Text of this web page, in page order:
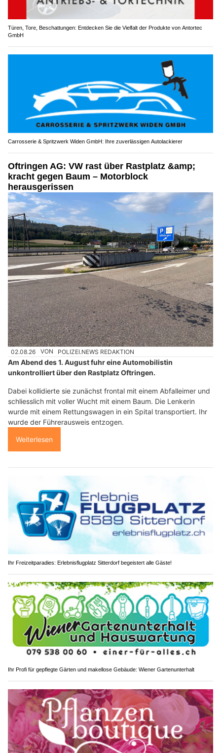
Türen, Tore, Beschattungen: Entdecken Sie die Vielfalt der Produkte von Antortec
GmbH
Carrosserie & Spritzwerk Widen GmbH: Ihre zuverlässigen Autolackierer
Oftringen AG: VW rast über Rastplatz &amp;
kracht gegen Baum – Motorblock
herausgerissen
02.08.26 VON POLIZEI.NEWS REDAKTION
Am Abend des 1. August fuhr eine Automobilistin
unkontrolliert über den Rastplatz Oftringen.
Dabei kollidierte sie zunächst frontal mit einem Abfalleimer und
schliesslich mit voller Wucht mit einem Baum. Die Lenkerin
wurde mit einem Rettungswagen in ein Spital transportiert. Ihr
wurde der Führerausweis entzogen.
Weiterlesen
Ihr Freizeitparadies: Erlebnisflugplatz Sitterdorf begeistert alle Gäste!
Ihr Profi für gepflegte Gärten und makellose Gebäude: Wiener Gartenunterhalt